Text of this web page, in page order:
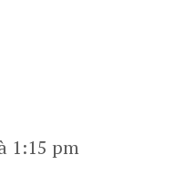
1:15 pm